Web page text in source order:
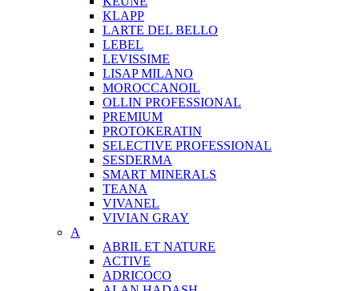
KLAPP
LARTE DEL BELLO
LEBEL
LEVISSIME
LISAP MILANO
MOROCCANOIL
OLLIN PROFESSIONAL
PREMIUM
PROTOKERATIN
SELECTIVE PROFESSIONAL
SESDERMA
SMART MINERALS
TEANA
VIVANEL
VIVIAN GRAY
A
ABRIL ET NATURE
ACTIVE
ADRICOCO